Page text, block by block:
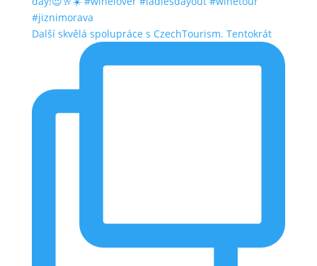
Další skvělá spolupráce s CzechTourism. Tentokrát